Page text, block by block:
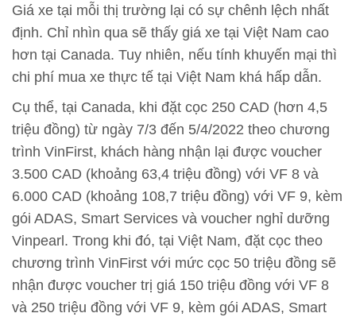
Giá xe tại mỗi thị trường lại có sự chênh lệch nhất
định. Chỉ nhìn qua sẽ thấy giá xe tại Việt Nam cao
hơn tại Canada. Tuy nhiên, nếu tính khuyến mại thì
chi phí mua xe thực tế tại Việt Nam khá hấp dẫn.
Cụ thể, tại Canada, khi đặt cọc 250 CAD (hơn 4,5
triệu đồng) từ ngày 7/3 đến 5/4/2022 theo chương
trình VinFirst, khách hàng nhận lại được voucher
3.500 CAD (khoảng 63,4 triệu đồng) với VF 8 và
6.000 CAD (khoảng 108,7 triệu đồng) với VF 9, kèm
gói ADAS, Smart Services và voucher nghỉ dưỡng
Vinpearl. Trong khi đó, tại Việt Nam, đặt cọc theo
chương trình VinFirst với mức cọc 50 triệu đồng sẽ
nhận được voucher trị giá 150 triệu đồng với VF 8
và 250 triệu đồng với VF 9, kèm gói ADAS, Smart